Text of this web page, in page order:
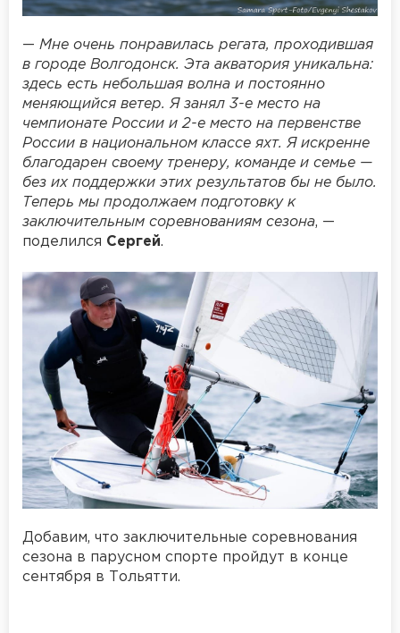
— Мне очень понравилась регата, проходившая
в городе Волгодонск. Эта акватория уникальна:
здесь есть небольшая волна и постоянно
меняющийся ветер. Я занял 3-е место на
чемпионате России и 2-е место на первенстве
России в национальном классе яхт. Я искренне
благодарен своему тренеру, команде и семье —
без их поддержки этих результатов бы не было.
Теперь мы продолжаем подготовку к
заключительным соревнованиям сезона, —
поделился Сергей.
Добавим, что заключительные соревнования
сезона в парусном спорте пройдут в конце
сентября в Тольятти.